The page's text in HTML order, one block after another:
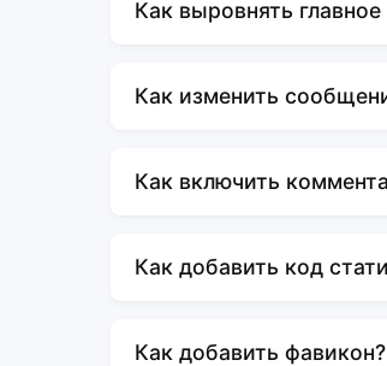
Как выровнять
Как изменить
Как включить
Как добавить код
Как добавить фавикон?